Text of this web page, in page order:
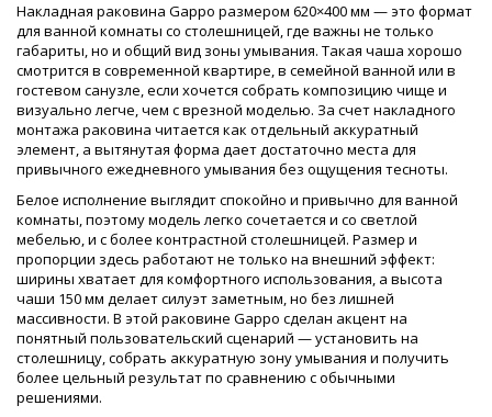
Накладная раковина Gappo размером 620×400 мм — это формат
для ванной комнаты со столешницей, где важны не только
габариты, но и общий вид зоны умывания. Такая чаша хорошо
смотрится в современной квартире, в семейной ванной или в
гостевом санузле, если хочется собрать композицию чище и
визуально легче, чем с врезной моделью. За счет накладного
монтажа раковина читается как отдельный аккуратный
элемент, а вытянутая форма дает достаточно места для
привычного ежедневного умывания без ощущения тесноты.
Белое исполнение выглядит спокойно и привычно для ванной
комнаты, поэтому модель легко сочетается и со светлой
мебелью, и с более контрастной столешницей. Размер и
пропорции здесь работают не только на внешний эффект:
ширины хватает для комфортного использования, а высота
чаши 150 мм делает силуэт заметным, но без лишней
массивности. В этой раковине Gappo сделан акцент на
понятный пользовательский сценарий — установить на
столешницу, собрать аккуратную зону умывания и получить
более цельный результат по сравнению с обычными
решениями.